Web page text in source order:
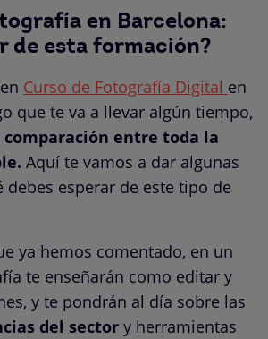
en Barcelona:
de esta formación?
Curso de Fotografía Digital en
que te va a llevar algún tiempo,
entre toda la
Aquí te vamos a dar algunas
debes esperar de este tipo de
ya hemos comentado, en un
te enseñarán como editar y
y te pondrán al día sobre las
del sector y herramientas